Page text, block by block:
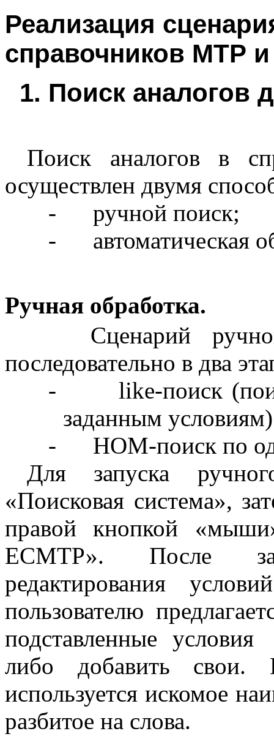
Реализация
справочников МТР и
1. Поиск аналогов
Поиск аналогов в
осуществлен двумя
-
ручной поиск;
-
автоматическая
Ручная обработка.
Сценарий
последовательно в два
-
like-поиск
заданным
-
НОМ-поиск по
Для запуска
«Поисковая система»,
правой кнопкой
ЕСМТР». После
редактирования
пользователю
подставленные условия
либо добавить свои.
используется искомое
разбитое на слова.